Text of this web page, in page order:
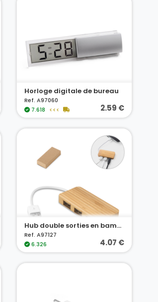
Horloge digitale de bureau
Ref. A97060
7.618
<<< 2.59 €
Hub double sorties en bambou
Ref. A97127
6.326
4.07 €